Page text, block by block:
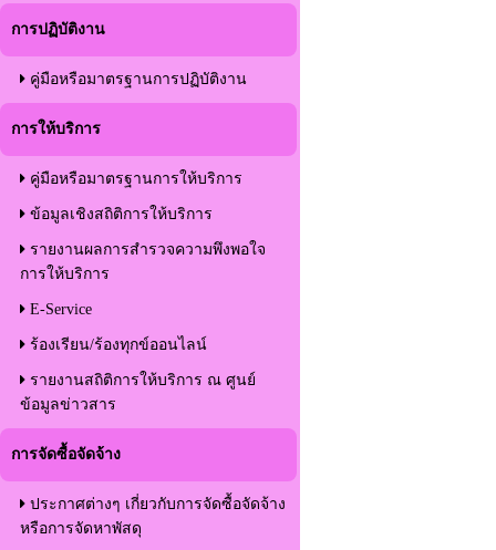
การปฏิบัติงาน
คู่มือหรือมาตรฐานการปฏิบัติงาน
การให้บริการ
คู่มือหรือมาตรฐานการให้บริการ
ข้อมูลเชิงสถิติการให้บริการ
รายงานผลการสำรวจความพึงพอใจ
การให้บริการ
E-Service
ร้องเรียน/ร้องทุกข์ออนไลน์
รายงานสถิติการให้บริการ ณ ศูนย์
ข้อมูลข่าวสาร
การจัดซื้อจัดจ้าง
ประกาศต่างๆ เกี่ยวกับการจัดซื้อจัดจ้าง
หรือการจัดหาพัสดุ